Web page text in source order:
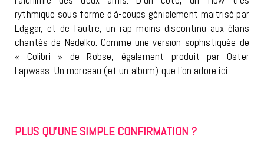
rythmique sous forme d’à-coups génialement maitrisé par
Edggar, et de l’autre, un rap moins discontinu aux élans
chantés de Nedelko. Comme une version sophistiquée de
« Colibri » de Robse, également produit par Oster
Lapwass. Un morceau (et un album) que l’on adore ici.
PLUS QU’UNE SIMPLE CONFIRMATION ?